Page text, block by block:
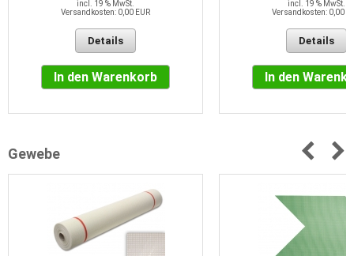
incl. 19 % MwSt.
Versandkosten: 0,00 EUR
Details
In den Warenkorb
incl. 19 % MwSt.
Versandkosten: 0,00
Details
In den
Gewebe